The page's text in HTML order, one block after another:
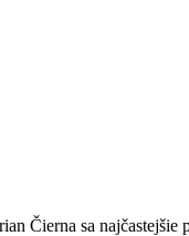
Čierna sa najčastejšie